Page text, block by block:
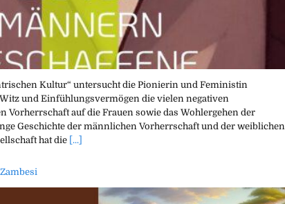
Kultur“ untersucht die Pionierin und Feministin
und Einfühlungsvermögen die vielen negativen
Vorherrschaft auf die Frauen sowie das Wohlergehen der
Geschichte der männlichen Vorherrschaft und der weiblichen
hat die [...]